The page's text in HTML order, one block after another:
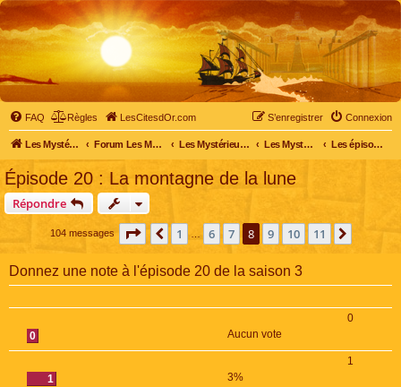
FAQ Règles LesCitesdOr.com Connexion
S’enregistrer
Les Mystérieuses Cités d'Or - LesCitesdOr.com Forum Les Mystérieuses Cités d'Or Les Mystérieuses Cités d'Or Les Mystérieuses Cités d'Or : saison 3 (2016) Les épisodes de la saison 3
Épisode 20 : La montagne de la lune
Répondre
104 messages Page sur 11
Précédente
1 6 7 8 9 10 11
Donnez une note à l'épisode 20 de la saison 3
0
0
Aucun vote
1
1
3%